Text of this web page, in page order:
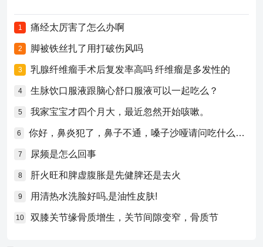
1 痛经太厉害了怎么办啊
2 脚被铁丝扎了用打破伤风吗
3 乳腺纤维瘤手术后复发率高吗 纤维瘤是多发性的
4 生脉饮口服液跟脑心舒口服液可以一起吃么？
5 我家宝宝才四个月大，最近忽然开始咳嗽。
6 你好，鼻炎犯了，鼻子不通，嗓子沙哑请问吃什么药比较好？
7 尿频是怎么回事
8 肝火旺和脾虚腹胀是先健脾还是去火
9 用清热水洗脸好吗,是油性皮肤!
10 双膝关节缘骨质增生，关节间隙变窄，骨质节